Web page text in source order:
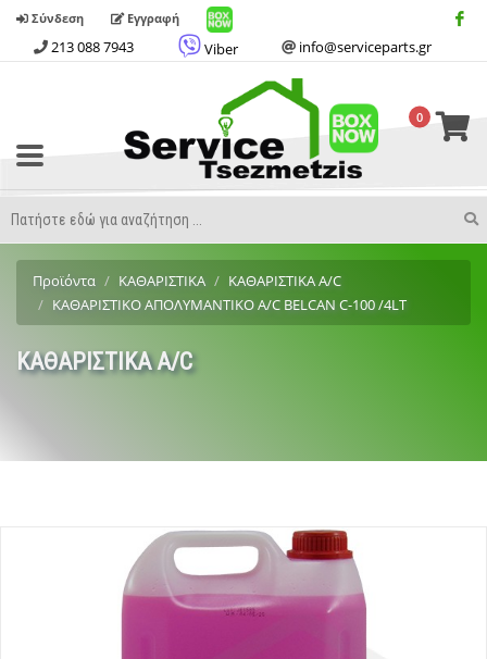
Σύνδεση Εγγραφή
213 088 7943 Viber info@serviceparts.gr
0
Search
Toggle
Προϊόντα ΚΑΘΑΡΙΣΤΙΚΑ
ΚΑΘΑΡΙΣΤΙΚΑ A/C
ΚΑΘΑΡΙΣΤΙΚΟ ΑΠΟΛΥΜΑΝΤΙΚΟ Α/C BELCAN C-100 /4LT
ΚΑΘΑΡΙΣΤΙΚΑ A/C